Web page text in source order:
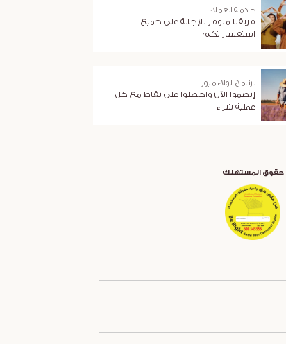
خدمة العملاء
فريقنا متوفر للإجابة على جميع
استفساراتكم
برنامج الولاء ميوز
إنضموا الآن واحصلوا على نقاط مع كل
عملية شراء
حقوق المستهلك